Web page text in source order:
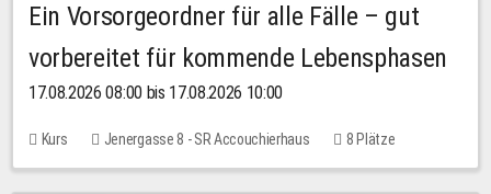
Ein Vorsorgeordner für alle Fälle – gut
vorbereitet für kommende Lebensphasen
17.08.2026 08:00 bis 17.08.2026 10:00
Kurs Jenergasse 8 - SR Accouchierhaus 8 Plätze